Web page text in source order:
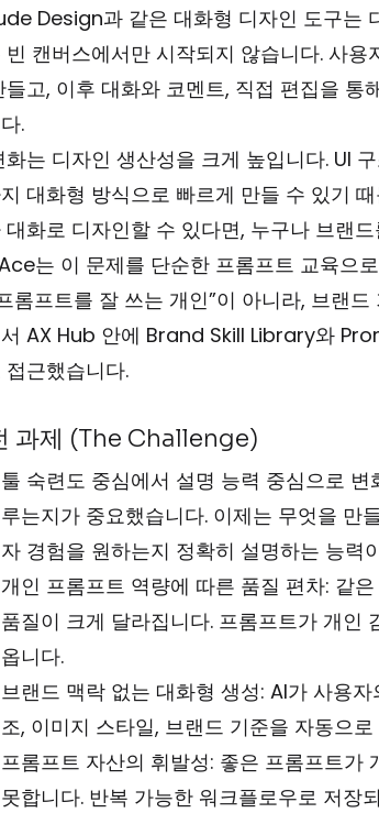
Design과 같은 대화형 디자인 도구는
빈 캔버스에서만 시작되지 않습니다. 사
들고, 이후 대화와 코멘트, 직접 편집을
.
화는 디자인 생산성을 크게 높입니다. UI
대화형 방식으로 빠르게 만들 수 있기
대화로 디자인할 수 있다면, 누구나 브랜
는 이 문제를 단순한 프롬프트 교육으
롬프트를 잘 쓰는 개인”이 아니라, 브랜
AX Hub 안에 Brand Skill Library와
접근했습니다.
과제 (The Challenge)
툴 숙련도 중심에서 설명 능력 중심으로
루는지가 중요했습니다. 이제는 무엇을 만
자 경험을 원하는지 정확히 설명하는 능력
개인 프롬프트 역량에 따른 품질 편차: 같
품질이 크게 달라집니다. 프롬프트가 개인
옵니다.
브랜드 맥락 없는 대화형 생성: AI가 사용
조, 이미지 스타일, 브랜드 기준을 자동으
프롬프트 자산의 휘발성: 좋은 프롬프트가
못합니다. 반복 가능한 워크플로우로 저장